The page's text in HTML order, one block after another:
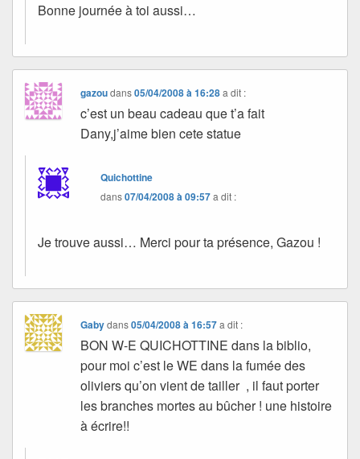
Bonne journée à toi aussi…
gazoudans05/04/2008 à 16:28 a dit :
c’est un beau cadeau que t’a fait
Dany,j’aime bien cete statue
Quichottine
dans07/04/2008 à 09:57a dit :
Je trouve aussi… Merci pour ta présence, Gazou !
Gabydans05/04/2008 à 16:57 a dit :
BON W-E QUICHOTTINE dans la biblio,
pour moi c’est le WE dans la fumée des
oliviers qu’on vient de tailler , il faut porter
les branches mortes au bûcher ! une histoire
à écrire!!